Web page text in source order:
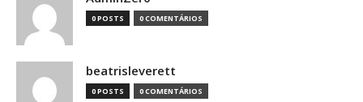
0 POSTS 0 COMENTÁRIOS
beatrisleverett
0 POSTS 0 COMENTÁRIOS